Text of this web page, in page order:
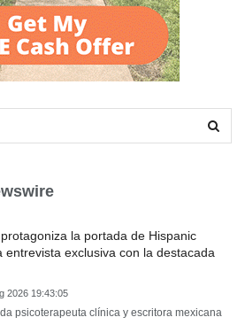
la portada de Hispanic
entrevista exclusiva con la destacada
2026 19:43:05
psicoterapeuta clínica y escritora mexicana